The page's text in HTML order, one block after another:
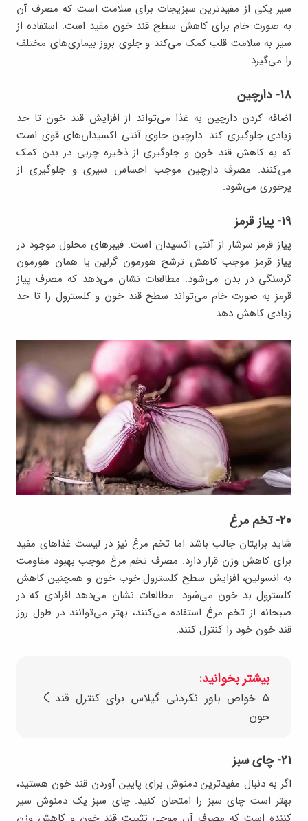
سیر یکی از مفیدترین سبزیجات برای سلامت است که مصرف آن
به صورت خام برای کاهش سطح قند خون مفید است. استفاده از
سیر به سلامت قلب کمک می‌کند و جلوی بروز بیماری‌های مختلف
را می‌گیرد.
۱۸- دارچین
اضافه کردن دارچین به غذا می‌تواند از افزایش قند خون تا حد
زیادی جلوگیری کند. دارچین حاوی آنتی اکسیدان‌های قوی است
که به کاهش قند خون و جلوگیری از ذخیره چربی در بدن کمک
می‌کنند. مصرف دارچین موجب احساس سیری و جلوگیری از
پرخوری می‌شود.
۱۹- پیاز قرمز
پیاز قرمز سرشار از آنتی اکسیدان است. فیبرهای محلول موجود در
پیاز قرمز موجب کاهش ترشح هورمون گرلین یا همان هورمون
گرسنگی در بدن می‌شود. مطالعات نشان می‌دهد که مصرف پیاز
قرمز به صورت خام می‌تواند سطح قند خون و کلسترول را تا حد
زیادی کاهش دهد.
۲۰- تخم مرغ
شاید برایتان جالب باشد اما تخم مرغ نیز در لیست غذاهای مفید
برای کاهش وزن قرار دارد. مصرف تخم مرغ موجب بهبود مقاومت
به انسولین، افزایش سطح کلسترول خوب خون و همچنین کاهش
کلسترول بد خون می‌شود. مطالعات نشان می‌دهد افرادی که در
صبحانه از تخم مرغ استفاده می‌کنند، بهتر می‌توانند در طول روز
قند خون خود را کنترل کنند.
بیشتر بخوانید:
۵ خواص باور نکردنی گیلاس برای کنترل قند
خون
۲۱- چای سبز
اگر به دنبال مفیدترین دمنوش برای پایین آوردن قند خون هستید،
بهتر است چای سبز را امتحان کنید. چای سبز یک دمنوش سیر